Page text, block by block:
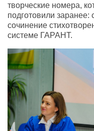
творческие номера,
подготовили заранее:
сочинение
системе ГАРАНТ.